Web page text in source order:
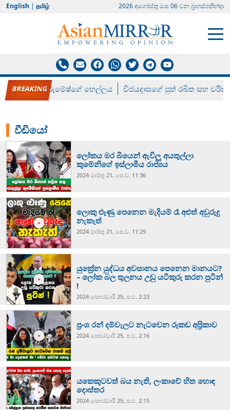
English | தமிழ் 2026 අගෝස්‍තු මස 06 වන බ්‍රහස්පතින්දා
රන් ගෙනා රුමේෂ්ගේ හෙල්ලය විජයදාසගේ පුත් රඛිත සහ චරිත්
වීඩියෝ
ලෝකය මර බියෙන් ඇවිලූ අයතුල්ලා
කුමේනිගේ ඉස්ලාමීය රාජ්‍යය
2024 මාර්තු 21, පෙ.ව. 11:36
ලොකු ළූණු පෙනෙන මැදියම් රෑ අළුත් අවුරුදු
නැකැත්
2024 මාර්තු 21, පෙ.ව. 11:29
යුක්‍රේන යුද්ධය අවසානය පෙනෙන මානයට?
– ලෝක බල තුලනය උඩු යටිකුරු කරන පුටින්
!
2024 පෙබරවාරි 25, ප.ව. 2:23
ප්‍රංශ රන් දම්වැලට නැටවෙන රූකඩ අප්‍රිකාව
2024 පෙබරවාරි 25, ප.ව. 2:16
යකෙකුටවත් බය නැති, ලංකාවේ හිත හොඳ
දොස්තර
2024 පෙබරවාරි 25, ප.ව. 2:15